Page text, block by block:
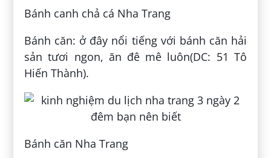
Bánh canh chả cá Nha Trang
Bánh căn: ở đây nổi tiếng với bánh căn hải
sản tươi ngon, ăn đê mê luôn(DC: 51 Tô
Hiến Thành).
Bánh căn Nha Trang